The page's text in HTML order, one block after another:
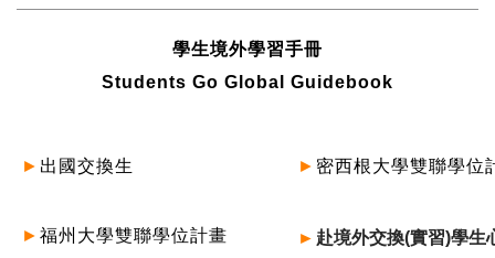
學生境外學習手冊
Students Go Global Guidebook
► 出國交換生 ► 密西根大學雙聯學位
► 福州大學雙聯學位計畫 ► 赴境外交換(實習)學生